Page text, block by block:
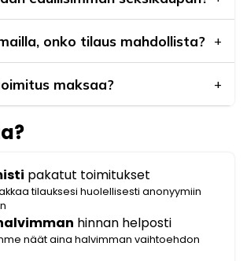
onko tilaus mahdollista?
maksaa?
pakatut toimitukset
tilauksesi huolellisesti anonyymiin
hinnan helposti
näät aina halvimman vaihtoehdon